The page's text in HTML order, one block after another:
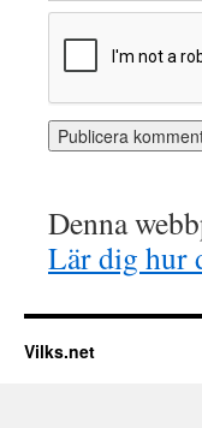
Denna
Lär dig hur
Vilks.net